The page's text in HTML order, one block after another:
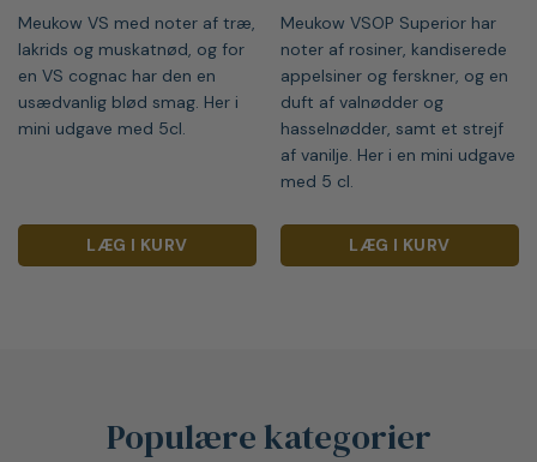
Meukow VS med noter af træ,
lakrids og muskatnød, og for
en VS cognac har den en
usædvanlig blød smag. Her i
mini udgave med 5cl.
LÆG I KURV
Meukow VSOP Superior har
noter af rosiner, kandiserede
appelsiner og ferskner, og en
duft af valnødder og
hasselnødder, samt et strejf
af vanilje. Her i en mini udgave
med 5 cl.
LÆG I KURV
Populære kategorier